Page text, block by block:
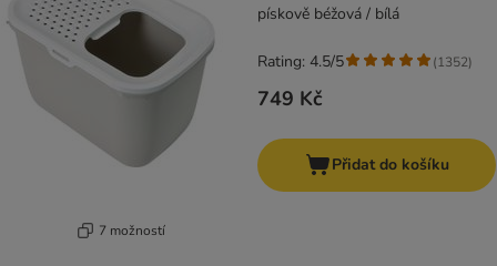
7 možností
pískově béžová / bílá
749 Kč
Rating: 4.5/5 (1352)
Přidat do košíku